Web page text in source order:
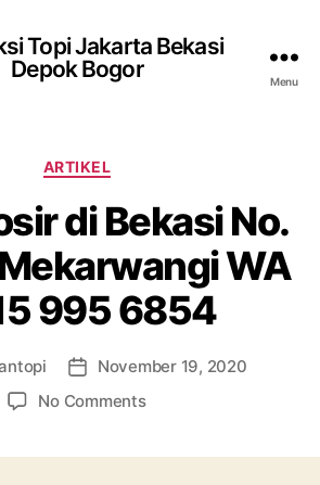
Topi Jakarta Bekasi
Depok Bogor
Menu
Categories
ARTIKEL
di Bekasi No.
WA
995 6854
PostNovember 19, 2020
No Commentson